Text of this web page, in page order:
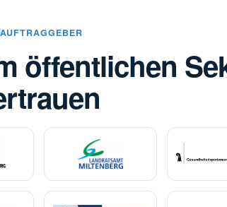
AUFTRAGGEBER
öffentlichen